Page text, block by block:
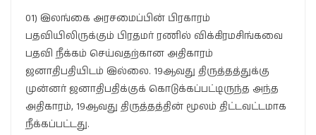
01) இலங்கை அரசமைப்பின் பிரகாரம்
பதவியிலிருக்கும் பிரதமர் ரணில் விக்கிரமசிங்கவை
பதவி நீக்கம் செய்வதற்கான அதிகாரம்
ஜனாதிபதியிடம் இல்லை. 19ஆவது திருத்தத்துக்கு
முன்னர் ஜனாதிபதிக்குக் கொடுக்கப்பட்டிருந்த அந்த
அதிகாரம், 19ஆவது திருத்தத்தின் மூலம் திட்டவட்டமாக
நீக்கப்பட்டது.